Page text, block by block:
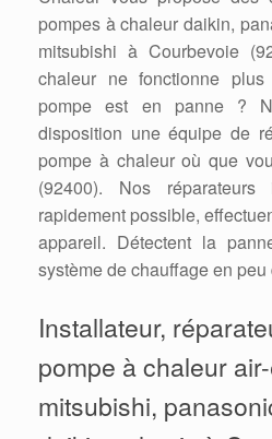
pompes à chaleur daikin,
mitsubishi à Courbevoie
chaleur ne fonctionne
pompe est en panne ?
disposition une équipe de
pompe à chaleur où que
(92400). Nos
rapidement possible,
appareil. Détectent la
système de chauffage en peu
Installateur,
pompe à chaleur
mitsubishi,